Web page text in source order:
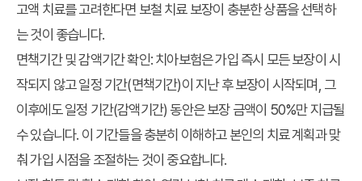
고액 치료를 고려한다면 보철 치료 보장이 충분한 상품을 선택하
는 것이 좋습니다.
면책기간 및 감액기간 확인: 치아보험은 가입 즉시 모든 보장이 시
작되지 않고 일정 기간(면책기간)이 지난 후 보장이 시작되며, 그
이후에도 일정 기간(감액기간) 동안은 보장 금액이 50%만 지급될
수 있습니다. 이 기간들을 충분히 이해하고 본인의 치료 계획과 맞
춰 가입 시점을 조절하는 것이 중요합니다.